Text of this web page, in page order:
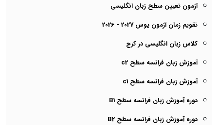
آزمون تعیین سطح زبان انگلیسی
تقویم زمان آزمون یوس 2027 - 2026
کلاس زبان انگلیسی در کرج
آموزش زبان فرانسه سطح c2
آموزش زبان فرانسه سطح c1
دوره آموزش زبان فرانسه سطح B1
دوره آموزش زبان فرانسه سطح B2